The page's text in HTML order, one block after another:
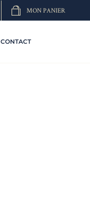
MON PANIER
CONTACT